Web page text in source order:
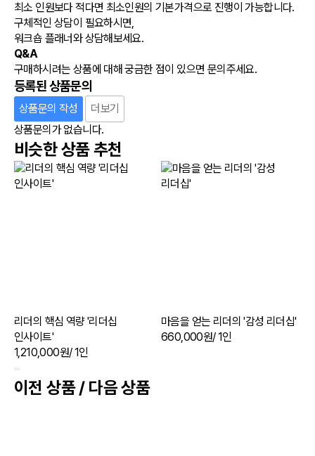
최소 인원보다 적다면 최소인원의 기본가격으로 진행이 가능합니다.
구체적인 상담이 필요하시면,
워크숍 플래너와 상담해보세요.
Q&A
구매하시려는 상품에 대해 궁금한 점이 있으면 문의주세요.
등록된 상품문의
상품문의 작성
더보기
상품문의가 없습니다.
비슷한 상품 추천
리더의 핵심 역량 '리더십
인사이트'
1,210,000원/ 1인
마음을 얻는 리더의 '감성 리더십'
660,000원/ 1인
이전 상품 / 다음 상품